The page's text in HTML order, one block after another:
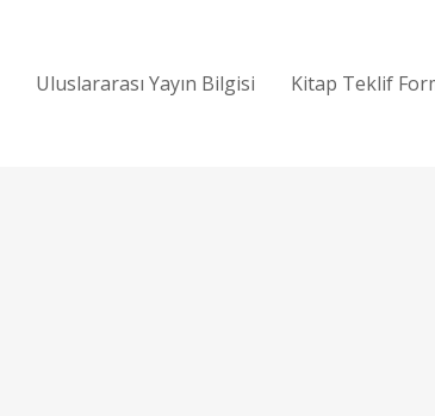
Uluslararası Yayın Bilgisi Kitap Teklif